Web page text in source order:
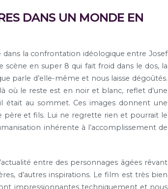
DANS UN MONDE EN
dans la confrontation idéologique entre Josef
scène en super 8 qui fait froid dans le dos, la
parle d’elle-même et nous laisse dégoûtés.
où le reste est en noir et blanc, reflet d’une
était au sommet. Ces images donnent une
père et fils. Lui ne regrette rien et pourrait le
inhérente à l’accomplissement de
entre des personnages âgées rêvant
d’autres inspirations. Le film est très bien
impressionnantes techniquement et nous